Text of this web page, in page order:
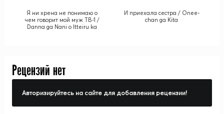
Я ни хрена не понимаю о
чем говорит мой муж ТВ-1 /
Danna ga Nani o Itteiru ka
И приехала сестра / Onee-
chan ga Kita
Рецензий нет
Авторизируйтесь на сайте для добавления рецензии!